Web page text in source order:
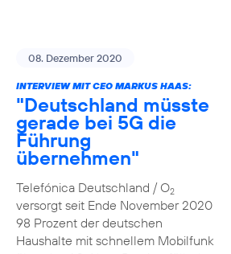
08. Dezember 2020
INTERVIEW MIT CEO MARKUS HAAS:
"Deutschland müsste
gerade bei 5G die
Führung
übernehmen"
Telefónica Deutschland / O2
versorgt seit Ende November 2020
98 Prozent der deutschen
Haushalte mit schnellem Mobilfunk